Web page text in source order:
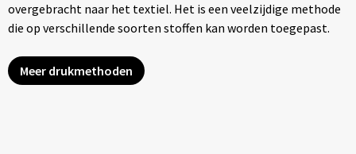
overgebracht naar het textiel. Het is een veelzijdige methode
die op verschillende soorten stoffen kan worden toegepast.
Meer drukmethoden